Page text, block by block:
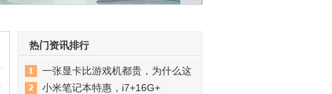
热门资讯排行
一张显卡比游戏机都贵，为什么这
小米笔记本特惠，i7+16G+